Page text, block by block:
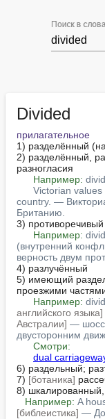
Поиск в
Divided
прилагательное
1) разделённый
2) разделённый,
разногласия
Например:
Victorian
country. —
Британию.
3)
Например:
(внутренний
верность двум
4) разлучённый
5) имеющий
проезжими
Например:
английского языка]
Австралии] —
двусторонним
Смотри:
dual
6) раздельный;
7) [ботаника]
8)
Например:
[библеистика] —